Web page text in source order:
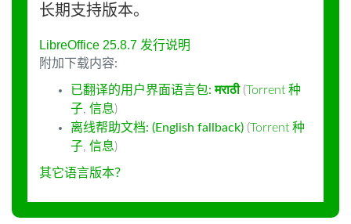
长期支持版本。
LibreOffice 25.8.7 发行说明
附加下载内容:
已翻译的用户界面语言包:मराठी (Torrent 种
子, 信息)
离线帮助文档: (English fallback) (Torrent 种
子, 信息)
其它语言版本？